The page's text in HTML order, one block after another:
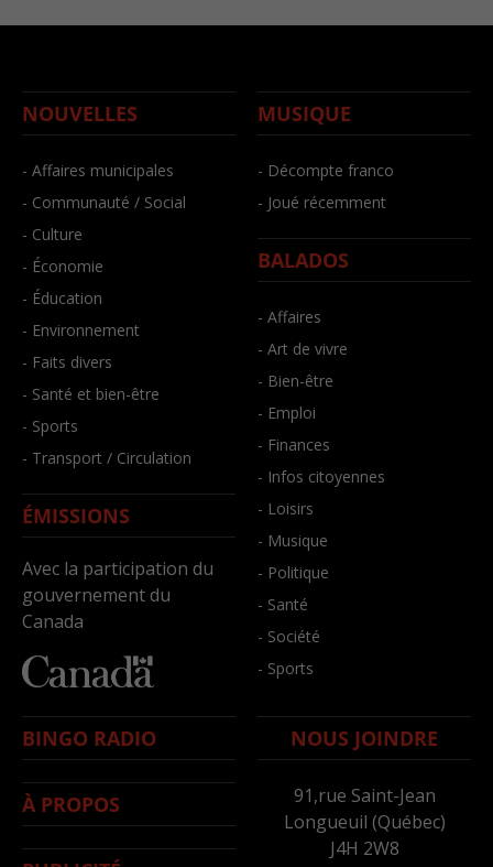
NOUVELLES
- Affaires municipales
- Communauté / Social
- Culture
- Économie
- Éducation
- Environnement
- Faits divers
- Santé et bien-être
- Sports
- Transport / Circulation
ÉMISSIONS
Avec la participation du
gouvernement du
Canada
MUSIQUE
- Décompte franco
- Joué récemment
BALADOS
- Affaires
- Art de vivre
- Bien-être
- Emploi
- Finances
- Infos citoyennes
- Loisirs
- Musique
- Politique
- Santé
- Société
- Sports
BINGO RADIO
À PROPOS
NOUS JOINDRE
91,rue Saint-Jean
Longueuil (Québec)
J4H 2W8